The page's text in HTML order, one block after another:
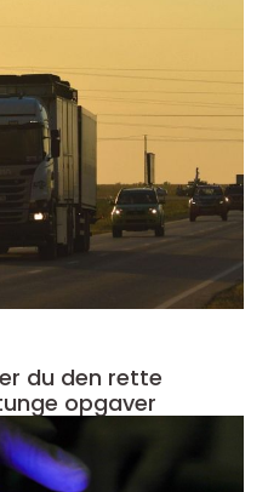
du den rette
opgaver